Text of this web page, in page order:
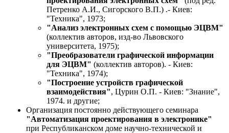
Петренко А.И., Сигорского В.П.) .- Киев:
"Техника", 1973;
"Анализ электронных схем с помощью ЭЦВМ"
(коллектив авторов, изд-во Львовского
университета, 1975);
"Преобразователи графической информации
для ЭЦВМ" (коллектив авторов). - Киев:
"Техника", 1974);
"Построение устройств графической
взаимодействия", Цурин О.П. - Киев: "Знание",
1974. и другие;
Организация постоянно действующего семинара
"Автоматизация проектирования в электронике"
при Республиканском доме научно-технической и